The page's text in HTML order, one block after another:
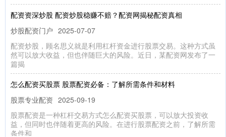
配资资深炒股 配资炒股稳赚不赔？配资网揭秘配资真相
炒股配资门户 2025-07-07
配资炒股，顾名思义就是利用杠杆资金进行股票交易。这种方式虽
然可以放大收益，但也伴随巨大的风险。近日，某配资网发布了一
篇揭
怎么配资买股票 股票配资必备：了解所需条件和材料
股票专业配资 2025-09-19
股票配资是一种杠杆交易方式怎么配资买股票，可以放大投资收
益，但同时也伴随着更高的风险。在进行股票配资之前，了解所需
条件和